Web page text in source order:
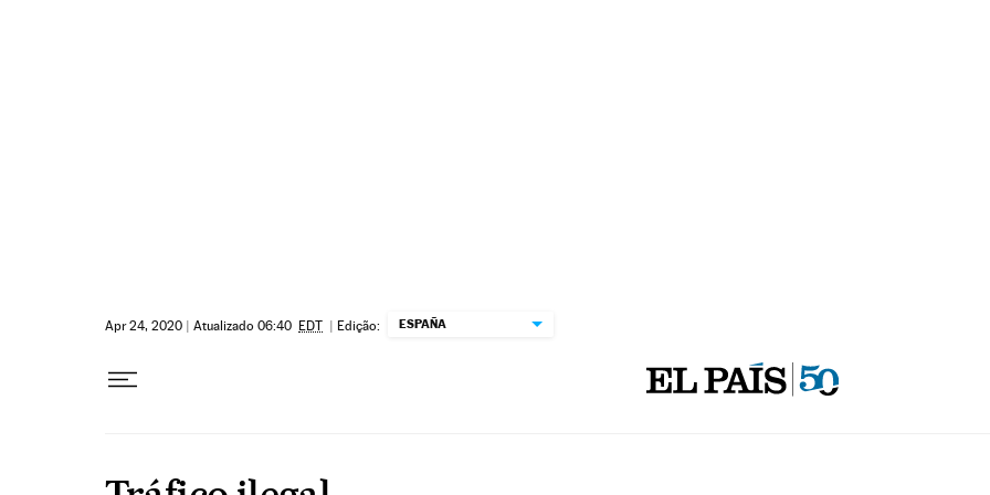
Apr 24, 2020 | Atualizado 06:40 EDT | Edição: ESPAÑA